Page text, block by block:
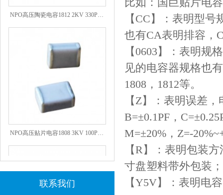
NPO高压陶瓷电容1812 2KV 330PF 5%精度
NPO高压贴片电容1808 3KV 100PF J
联系我们
【CC】：表明型
也有CA表明排容，
【0603】：表明规
见的电容器规格也
1808，1812等。
【Z】：表明误差
B=±0.1PF，
M=±20%，Z=-
【R】：表明包装
寸盘塑料带外包装
【Y5V】：表明电